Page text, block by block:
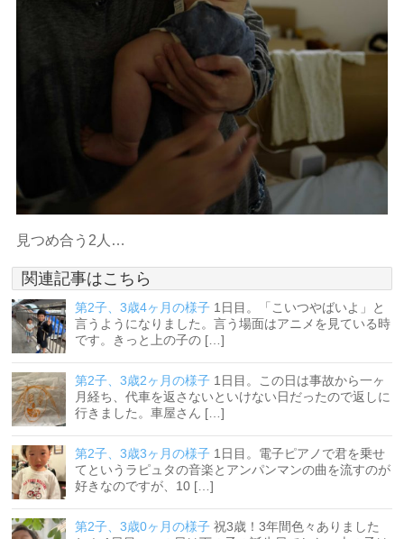
見つめ合う2人…
関連記事はこちら
第2子、3歳4ヶ月の様子 1日目。「こいつやばいよ」と
言うようになりました。言う場面はアニメを見ている時
です。きっと上の子の […]
第2子、3歳2ヶ月の様子 1日目。この日は事故から一ヶ
月経ち、代車を返さないといけない日だったので返しに
行きました。車屋さん […]
第2子、3歳3ヶ月の様子 1日目。電子ピアノで君を乗せ
てというラピュタの音楽とアンパンマンの曲を流すのが
好きなのですが、10 […]
第2子、3歳0ヶ月の様子 祝3歳！3年間色々ありました